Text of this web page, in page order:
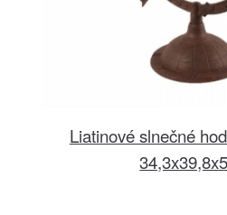
Liatinové slnečné